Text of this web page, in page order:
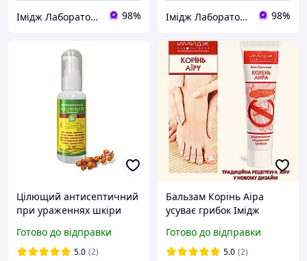
Імідж Лабораторія 98% Імідж Лабораторія 98%
Цілющий антисептичний
при ураженнях шкіри
Готово до відправки
5.0 (2)
Бальзам Корінь Аїра
усуває грибок Імідж
Готово до відправки
5.0 (2)